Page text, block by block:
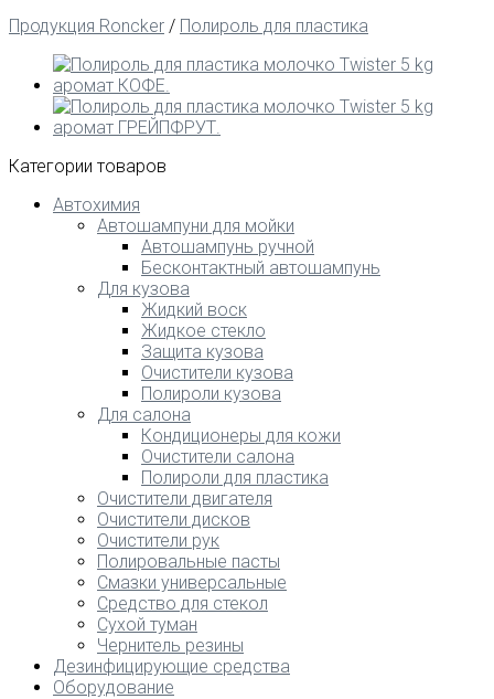
Продукция Roncker / Полироль для пластика
Категории товаров
Автохимия
Автошампуни для мойки
Автошампунь ручной
Бесконтактный автошампунь
Для кузова
Жидкий воск
Жидкое стекло
Защита кузова
Очистители кузова
Полироли кузова
Для салона
Кондиционеры для кожи
Очистители салона
Полироли для пластика
Очистители двигателя
Очистители дисков
Очистители рук
Полировальные пасты
Смазки универсальные
Средство для стекол
Сухой туман
Чернитель резины
Дезинфицирующие средства
Оборудование